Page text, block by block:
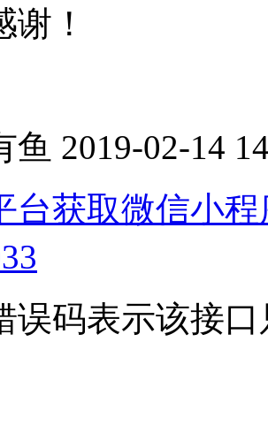
谢！
鱼 2019-02-14
台获取微信小
误码表示该接